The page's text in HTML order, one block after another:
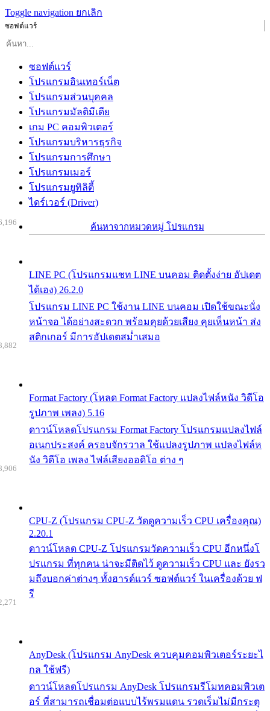
Toggle navigation ยกเลิก
ซอฟต์แวร์
ซอฟต์แวร์
โปรแกรมอินเทอร์เน็ต
โปรแกรมส่วนบุคคล
โปรแกรมมัลติมีเดีย
เกม PC คอมพิวเตอร์
โปรแกรมบริหารธุรกิจ
โปรแกรมการศึกษา
โปรแกรมเมอร์
โปรแกรมยูทิลิตี้
ไดร์เวอร์ (Driver)
ค้นหาจากหมวดหมู่ โปรแกรม
LINE PC (โปรแกรมแชท LINE บนคอม ติดตั้งง่าย อัปเดต
ได้เอง) 26.2.0
โปรแกรม LINE PC ใช้งาน LINE บนคอม เปิดใช้ขณะนั่ง
หน้าจอ ได้อย่างสะดวก พร้อมคุยด้วยเสียง คุยเห็นหน้า ส่ง
สติกเกอร์ มีการอัปเดตสม่ำเสมอ
Format Factory (โหลด Format Factory แปลงไฟล์หนัง วิดีโอ
รูปภาพ เพลง) 5.16
ดาวน์โหลดโปรแกรม Format Factory โปรแกรมแปลงไฟล์
อเนกประสงค์ ครอบจักรวาล ใช้แปลงรูปภาพ แปลงไฟล์ห
นัง วิดีโอ เพลง ไฟล์เสียงออดิโอ ต่าง ๆ
CPU-Z (โปรแกรม CPU-Z วัดดูความเร็ว CPU เครื่องคุณ)
2.20.1
ดาวน์โหลด CPU-Z โปรแกรมวัดความเร็ว CPU อีกหนึ่งโ
ปรแกรม ที่ทุกคน น่าจะมีติดไว้ ดูความเร็ว CPU และ ยังรว
มถึงบอกค่าต่างๆ ทั้งฮารด์แวร์ ซอฟต์แวร์ ในเครื่องด้วย ฟ
รี
AnyDesk (โปรแกรม AnyDesk ควบคุมคอมพิวเตอร์ระยะไ
กล ใช้ฟรี)
ดาวน์โหลดโปรแกรม AnyDesk โปรแกรมรีโมทคอมพิวเต
อร์ ที่สามารถเชื่อมต่อแบบไร้พรมแดน รวดเร็มไม่มีกระตุ